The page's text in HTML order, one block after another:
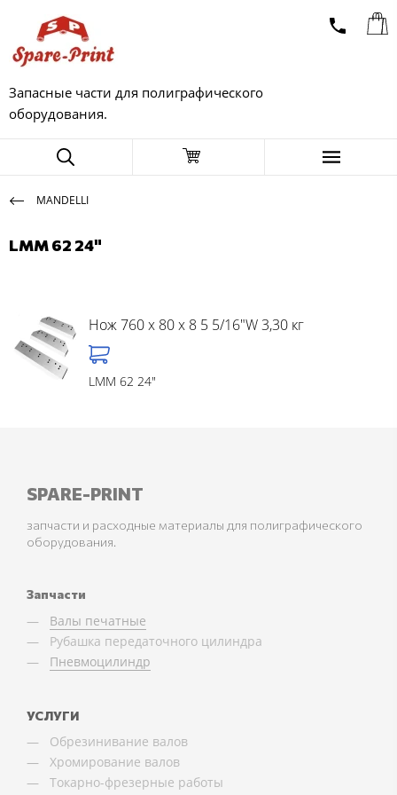
Запасные части для полиграфического
оборудования.
MANDELLI
LMM 62 24"
Нож 760 x 80 x 8 5 5/16"W 3,30 кг
LMM 62 24"
SPARE-PRINT
запчасти и расходные материалы для полиграфического
оборудования.
Запчасти
Валы печатные
Рубашка передаточного цилиндра
Пневмоцилиндр
УСЛУГИ
Обрезинивание валов
Хромирование валов
Токарно-фрезерные работы